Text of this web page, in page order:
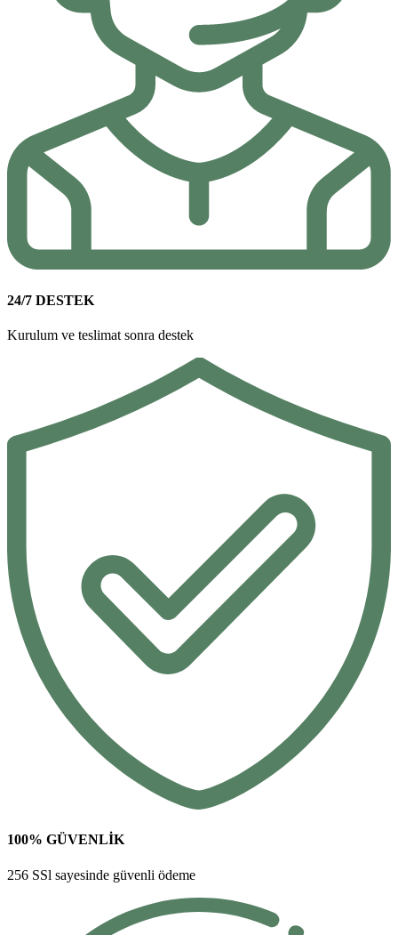
24/7 DESTEK
Kurulum ve teslimat sonra destek
100% GÜVENLİK
256 SSl sayesinde güvenli ödeme